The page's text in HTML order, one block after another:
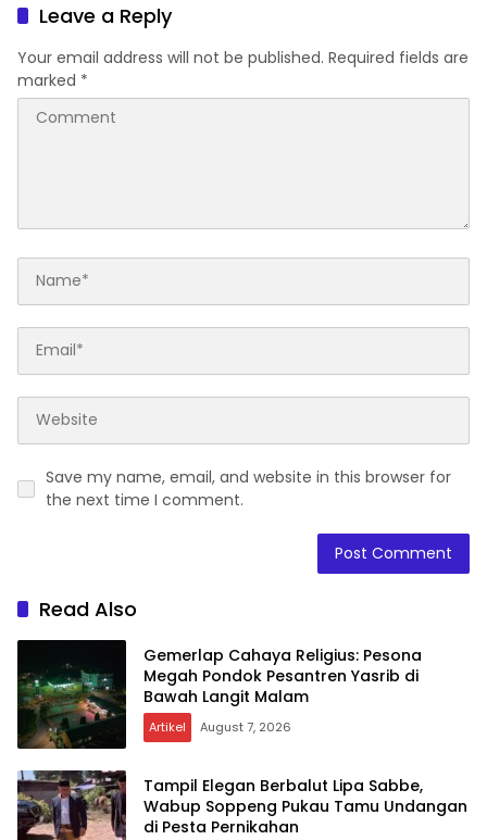
Leave a Reply
Your email address will not be published. Required fields are
marked *
Save my name, email, and website in this browser for
the next time I comment.
Read Also
Gemerlap Cahaya Religius: Pesona
Megah Pondok Pesantren Yasrib di
Bawah Langit Malam
Artikel August 7, 2026
Tampil Elegan Berbalut Lipa Sabbe,
Wabup Soppeng Pukau Tamu Undangan
di Pesta Pernikahan